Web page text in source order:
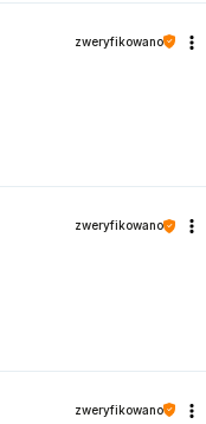
zweryfikowano
zweryfikowano
zweryfikowano